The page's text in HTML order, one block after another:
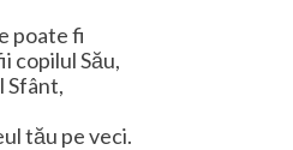
poate fi
copilul Său,
Sfânt,
tău pe veci.